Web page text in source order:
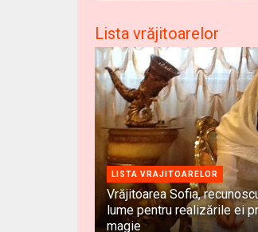
Lista vrăjitoarelor
LISTA VRAJITOARELOR
Vrăjitoarea Sofia,
lume pentru realizările ei
magie